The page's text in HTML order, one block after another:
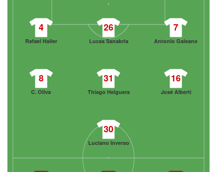
7
Antonio Galeano
26
Lucas Sanabria
4
Rafael Haller
16
José Alberti
31
Thiago Helguera
8
C. Oliva
30
Luciano Inverso